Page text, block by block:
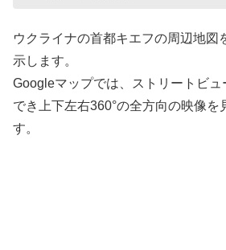
ウクライナの首都キエフの周辺地図
示します。
Googleマップでは、ストリートビ
でき上下左右360°の全方向の映像を
す。